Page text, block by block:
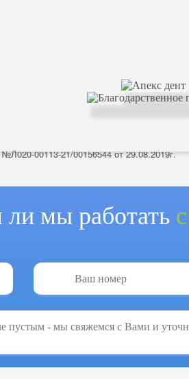
00113-21/00156544 от 29.08.2019г.
мы работать